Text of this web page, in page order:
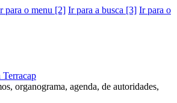
para o menu [2] Ir para a busca [3] Ir para o
Terracap
organograma, agenda, de autoridades,